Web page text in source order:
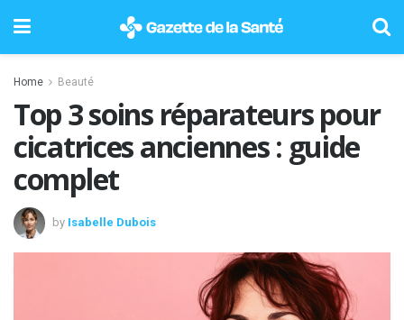
Home Beauté
Top 3 soins réparateurs pour
cicatrices anciennes : guide
complet
by Isabelle Dubois